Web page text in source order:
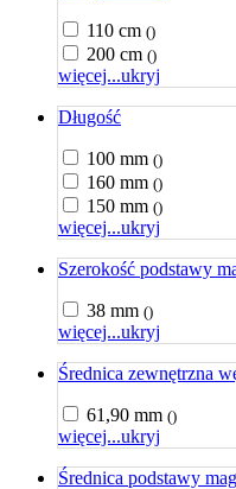
110 cm ()
200 cm ()
więcej...ukryj
Długość
100 mm ()
160 mm ()
150 mm ()
więcej...ukryj
Szerokość podstawy
38 mm ()
więcej...ukryj
Średnica zewnętrzna
61,90 mm ()
więcej...ukryj
Średnica podstawy